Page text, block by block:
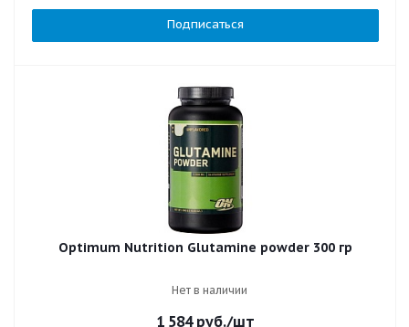
Подписаться
Optimum Nutrition Glutamine powder 300 гр
Нет в наличии
1 584руб./шт